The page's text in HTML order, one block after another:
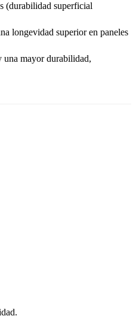
(durabilidad superficial
longevidad superior en paneles
una mayor durabilidad,